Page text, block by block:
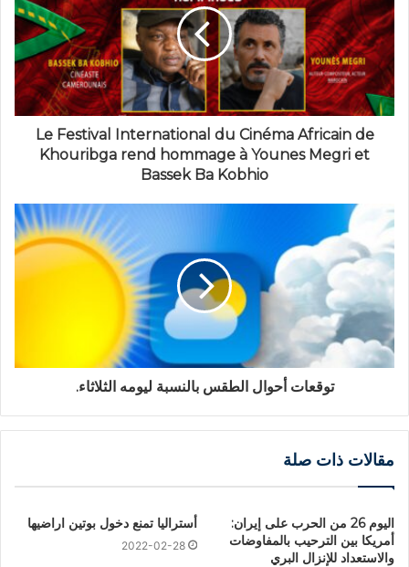
Le Festival International du Cinéma Africain de
Khouribga rend hommage à Younes Megri et
Bassek Ba Kobhio
توقعات أحوال الطقس بالنسبة ليومه الثلاثاء.
مقالات ذات صلة
اليوم 26 من الحرب على إيران:
أمريكا بين الترحيب بالمفاوضات
والاستعداد للإنزال البري
أستراليا تمنع دخول بوتين اراضيها
2022-02-28